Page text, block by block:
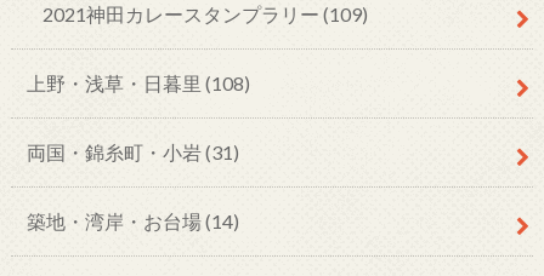
2021神田カレースタンプラリー (109)
上野・浅草・日暮里 (108)
両国・錦糸町・小岩(31)
築地・湾岸・お台場(14)